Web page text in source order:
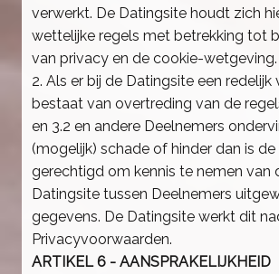
verwerkt. De Datingsite houdt zich
wettelijke regels met betrekking tot
van privacy en de cookie-wetgeving.
2. Als er bij de Datingsite een redelijk
bestaat van overtreding van de
en 3.2 en andere Deelnemers
(mogelijk) schade of hinder dan is
gerechtigd om kennis te nemen van
Datingsite tussen Deelnemers
gegevens. De Datingsite werkt dit
Privacyvoorwaarden.
ARTIKEL 6 - AANSPRAKELIJKHEID